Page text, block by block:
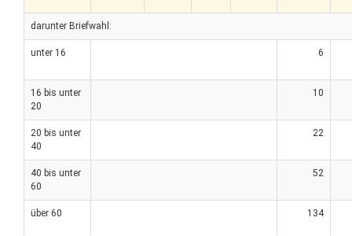
darunter Briefwahl:
unter 16 6
16 bis unter
20
10
20 bis unter
40
22
40 bis unter
60
52
über 60 134